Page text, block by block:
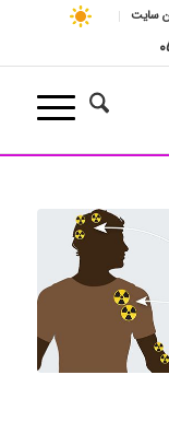
سایت